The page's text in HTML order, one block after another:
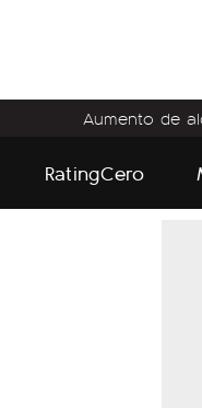
Aumento de
RatingCero